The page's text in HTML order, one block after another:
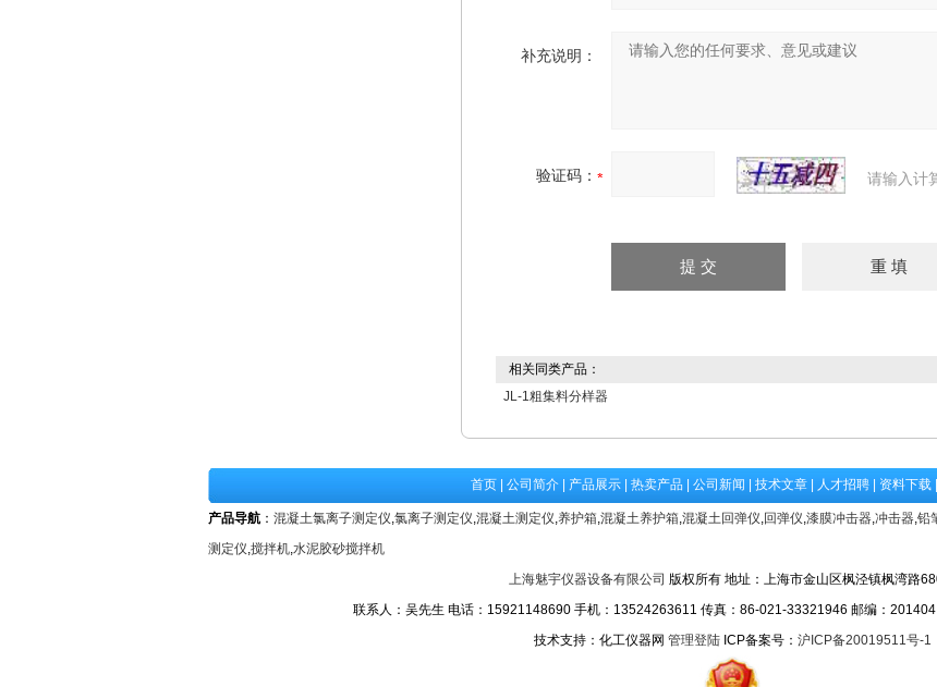
补充说明：
验证码： 请输入计
相关同类产品：
JL-1粗集料分样器
首页 公司简介 产品展示 热卖产品 公司新闻 技术文章 人才招聘 资料下载
产品导航 ： 混凝土氯离子测定仪,氯离子测定仪,混凝土测定仪,养护箱,混凝土养护箱,混凝土回弹仪,回弹仪,漆膜冲击器,冲击器,铅
测定仪,搅拌机,水泥胶砂搅拌机
上海魅宇仪器设备有限公司 版权所有 地址：上海市金山区枫泾镇枫湾路
联系人：吴先生 电话：15921148690 手机：13524263611 传真：86-021-33321946 邮编：201404
技术支持：化工仪器网 管理登陆ICP备案号： 沪ICP备20019511号-1